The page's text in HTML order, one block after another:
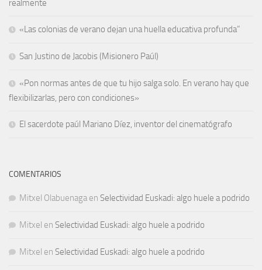
realmente
«Las colonias de verano dejan una huella educativa profunda”
San Justino de Jacobis (Misionero Paúl)
«Pon normas antes de que tu hijo salga solo. En verano hay que
flexibilizarlas, pero con condiciones»
El sacerdote paúl Mariano Díez, inventor del cinematógrafo
COMENTARIOS
Mitxel Olabuenaga en Selectividad Euskadi: algo huele a podrido
Mitxel en Selectividad Euskadi: algo huele a podrido
Mitxel en Selectividad Euskadi: algo huele a podrido